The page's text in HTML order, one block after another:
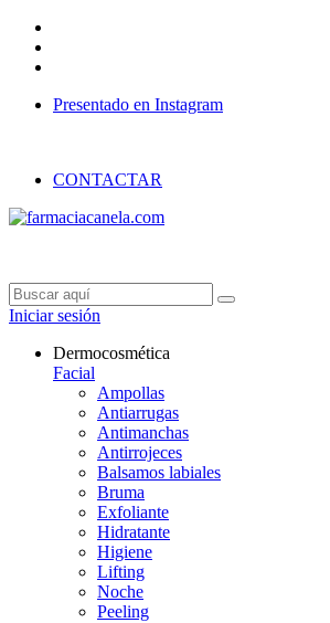
Presentado en Instagram
CONTACTAR
Iniciar sesión
Dermocosmética
Facial
Ampollas
Antiarrugas
Antimanchas
Antirrojeces
Balsamos labiales
Bruma
Exfoliante
Hidratante
Higiene
Lifting
Noche
Peeling